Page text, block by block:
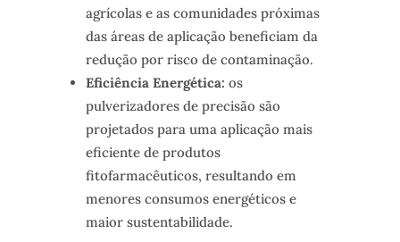
agrícolas e as comunidades próximas
das áreas de aplicação beneficiam da
redução por risco de contaminação.
Eficiência Energética: os
pulverizadores de precisão são
projetados para uma aplicação mais
eficiente de produtos
fitofarmacêuticos, resultando em
menores consumos energéticos e
maior sustentabilidade.